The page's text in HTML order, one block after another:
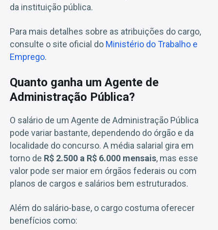
da instituição pública.
Para mais detalhes sobre as atribuições do cargo,
consulte o site oficial do Ministério do Trabalho e
Emprego.
Quanto ganha um Agente de
Administração Pública?
O salário de um Agente de Administração Pública
pode variar bastante, dependendo do órgão e da
localidade do concurso. A média salarial gira em
torno de R$ 2.500 a R$ 6.000 mensais, mas esse
valor pode ser maior em órgãos federais ou com
planos de cargos e salários bem estruturados.
Além do salário-base, o cargo costuma oferecer
benefícios como: